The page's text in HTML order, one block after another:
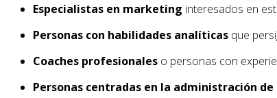
Especialistas en marketing interesados en
Personas con habilidades analíticas que
Coaches profesionales o personas con
Personas centradas en la administración